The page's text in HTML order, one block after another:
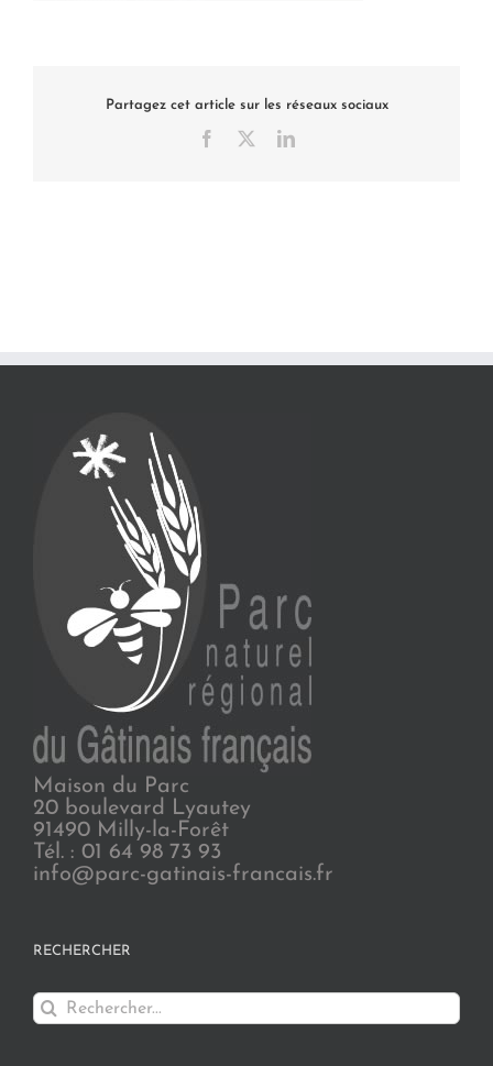
Partagez cet article sur les réseaux sociaux
Facebook LinkedIn
Maison du Parc
20 boulevard Lyautey
91490 Milly-la-Forêt
Tél. : 01 64 98 73 93
info@parc-gatinais-francais.fr
RECHERCHER
Rechercher: